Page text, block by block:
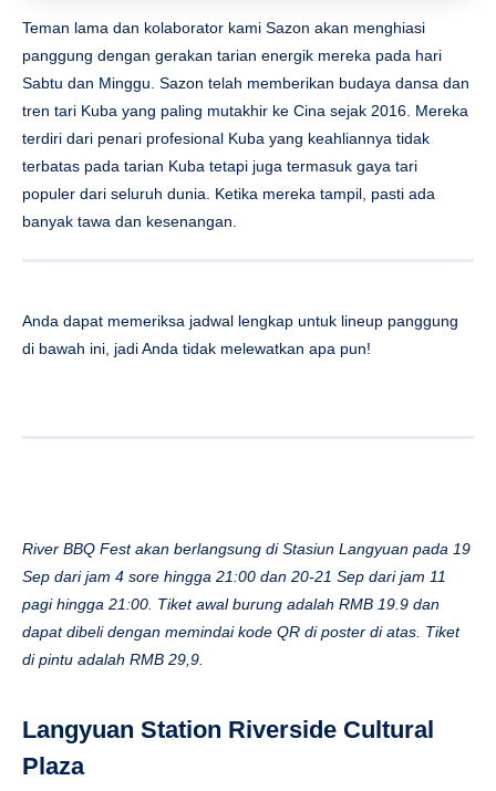
Teman lama dan kolaborator kami Sazon akan menghiasi
panggung dengan gerakan tarian energik mereka pada hari
Sabtu dan Minggu. Sazon telah memberikan budaya dansa dan
tren tari Kuba yang paling mutakhir ke Cina sejak 2016. Mereka
terdiri dari penari profesional Kuba yang keahliannya tidak
terbatas pada tarian Kuba tetapi juga termasuk gaya tari
populer dari seluruh dunia. Ketika mereka tampil, pasti ada
banyak tawa dan kesenangan.
Anda dapat memeriksa jadwal lengkap untuk lineup panggung
di bawah ini, jadi Anda tidak melewatkan apa pun!
River BBQ Fest akan berlangsung di Stasiun Langyuan pada 19
Sep dari jam 4 sore hingga 21:00 dan 20-21 Sep dari jam 11
pagi hingga 21:00. Tiket awal burung adalah RMB 19.9 dan
dapat dibeli dengan memindai kode QR di poster di atas. Tiket
di pintu adalah RMB 29,9.
Langyuan Station Riverside Cultural
Plaza